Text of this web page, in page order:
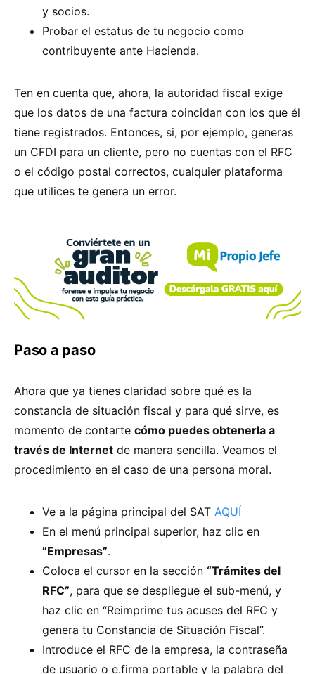
y socios.
Probar el estatus de tu negocio como
contribuyente ante Hacienda.
Ten en cuenta que, ahora, la autoridad fiscal exige
que los datos de una factura coincidan con los que él
tiene registrados. Entonces, si, por ejemplo, generas
un CFDI para un cliente, pero no cuentas con el RFC
o el código postal correctos, cualquier plataforma
que utilices te genera un error.
Paso a paso
Ahora que ya tienes claridad sobre qué es la
constancia de situación fiscal y para qué sirve, es
momento de contarte cómo puedes obtenerla a
través de Internet de manera sencilla. Veamos el
procedimiento en el caso de una persona moral.
Ve a la página principal del SAT AQUÍ
En el menú principal superior, haz clic en
“Empresas”.
Coloca el cursor en la sección “Trámites del
RFC”, para que se despliegue el sub-menú, y
haz clic en “Reimprime tus acuses del RFC y
genera tu Constancia de Situación Fiscal”.
Introduce el RFC de la empresa, la contraseña
de usuario o e.firma portable y la palabra del